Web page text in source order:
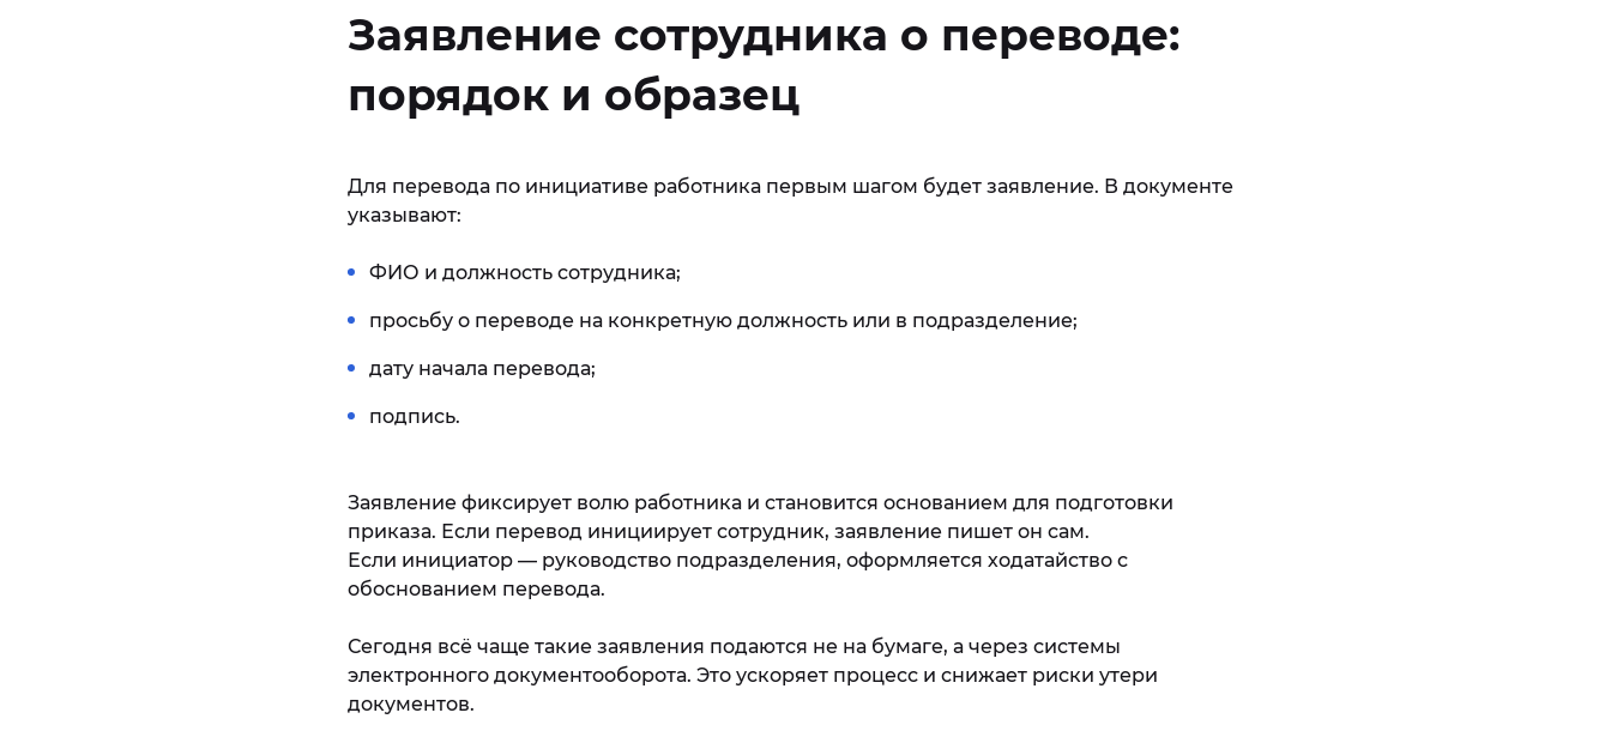
Заявление сотрудника о переводе:
порядок и образец
Для перевода по инициативе работника первым шагом будет заявление. В документе
указывают:
ФИО и должность сотрудника;
просьбу о переводе на конкретную должность или в подразделение;
дату начала перевода;
подпись.
Заявление фиксирует волю работника и становится основанием для подготовки
приказа. Если перевод инициирует сотрудник, заявление пишет он сам.
Если инициатор — руководство подразделения, оформляется ходатайство с
обоснованием перевода.
Сегодня всё чаще такие заявления подаются не на бумаге, а через системы
электронного документооборота. Это ускоряет процесс и снижает риски утери
документов.